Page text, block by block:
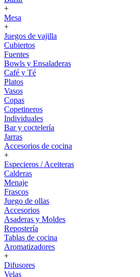
+
Mesa
+
Juegos de vajilla
Cubiertos
Fuentes
Bowls y Ensaladeras
Café y Té
Platos
Vasos
Copas
Copetineros
Individuales
Bar y coctelería
Jarras
Accesorios de cocina
+
Especieros / Aceiteras
Calderas
Menaje
Frascos
Juego de ollas
Accesorios
Asaderas y Moldes
Repostería
Tablas de cocina
Aromatizadores
+
Difusores
Velas